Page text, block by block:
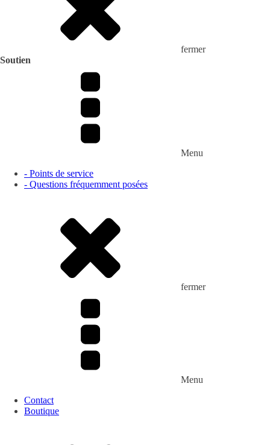
fermer
Soutien
Menu
- Points de service
- Questions fréquemment posées
fermer
Menu
Contact
Boutique